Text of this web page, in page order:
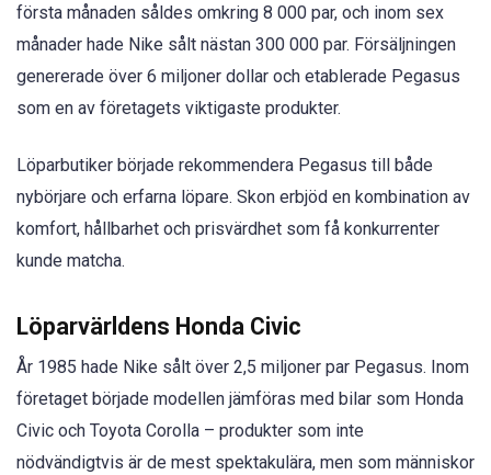
första månaden såldes omkring 8 000 par, och inom sex
månader hade Nike sålt nästan 300 000 par. Försäljningen
genererade över 6 miljoner dollar och etablerade Pegasus
som en av företagets viktigaste produkter.
Löparbutiker började rekommendera Pegasus till både
nybörjare och erfarna löpare. Skon erbjöd en kombination av
komfort, hållbarhet och prisvärdhet som få konkurrenter
kunde matcha.
Löparvärldens Honda Civic
År 1985 hade Nike sålt över 2,5 miljoner par Pegasus. Inom
företaget började modellen jämföras med bilar som Honda
Civic och Toyota Corolla – produkter som inte
nödvändigtvis är de mest spektakulära, men som människor